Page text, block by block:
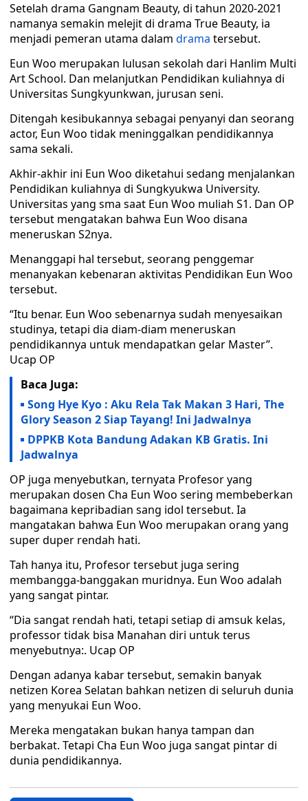
Setelah drama Gangnam Beauty, di tahun 2020-2021
namanya semakin melejit di drama True Beauty, ia
menjadi pemeran utama dalam drama tersebut.
Eun Woo merupakan lulusan sekolah dari Hanlim Multi
Art School. Dan melanjutkan Pendidikan kuliahnya di
Universitas Sungkyunkwan, jurusan seni.
Ditengah kesibukannya sebagai penyanyi dan seorang
actor, Eun Woo tidak meninggalkan pendidikannya
sama sekali.
Akhir-akhir ini Eun Woo diketahui sedang menjalankan
Pendidikan kuliahnya di Sungkyukwa University.
Universitas yang sma saat Eun Woo muliah S1. Dan OP
tersebut mengatakan bahwa Eun Woo disana
meneruskan S2nya.
Menanggapi hal tersebut, seorang penggemar
menanyakan kebenaran aktivitas Pendidikan Eun Woo
tersebut.
“Itu benar. Eun Woo sebenarnya sudah menyesaikan
studinya, tetapi dia diam-diam meneruskan
pendidikannya untuk mendapatkan gelar Master”.
Ucap OP
Baca Juga:
Song Hye Kyo : Aku Rela Tak Makan 3 Hari, The
Glory Season 2 Siap Tayang! Ini Jadwalnya
DPPKB Kota Bandung Adakan KB Gratis. Ini
Jadwalnya
OP juga menyebutkan, ternyata Profesor yang
merupakan dosen Cha Eun Woo sering membeberkan
bagaimana kepribadian sang idol tersebut. Ia
mangatakan bahwa Eun Woo merupakan orang yang
super duper rendah hati.
Tah hanya itu, Profesor tersebut juga sering
membangga-banggakan muridnya. Eun Woo adalah
yang sangat pintar.
“Dia sangat rendah hati, tetapi setiap di amsuk kelas,
professor tidak bisa Manahan diri untuk terus
menyebutnya:. Ucap OP
Dengan adanya kabar tersebut, semakin banyak
netizen Korea Selatan bahkan netizen di seluruh dunia
yang menyukai Eun Woo.
Mereka mengatakan bukan hanya tampan dan
berbakat. Tetapi Cha Eun Woo juga sangat pintar di
dunia pendidikannya.